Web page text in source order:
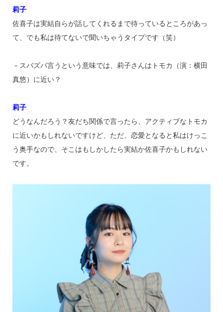
莉子
佐喜子は実結自らが話してくれるまで待っているところがあっ
て、でも私は待てないで聞いちゃうタイプです（笑）
－スバズバ言うという意味では、莉子さんはトモカ（演：横田
真悠）に近い？
莉子
どうなんだろう？友だち関係で言ったら、アクティブなトモカ
に近いかもしれないですけど、ただ、恋愛となると私はけっこ
う奥手なので、そこはもしかしたら実結か佐喜子かもしれない
です。